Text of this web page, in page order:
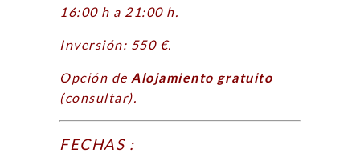
16:00 h a 21:00 h.
Inversión: 550 €.
Opción de Alojamiento gratuito
(consultar).
FECHAS :